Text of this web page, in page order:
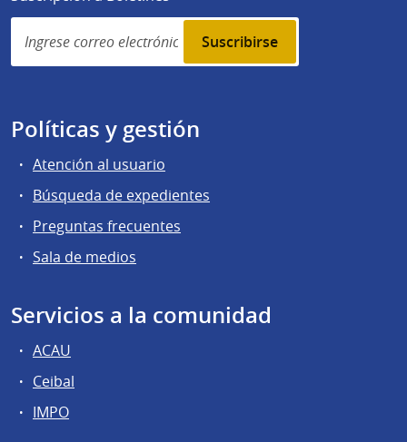
Simplenews
subscription
Políticas y gestión
Atención al usuario
Búsqueda de expedientes
Preguntas frecuentes
Sala de medios
Servicios a la comunidad
ACAU
Ceibal
IMPO